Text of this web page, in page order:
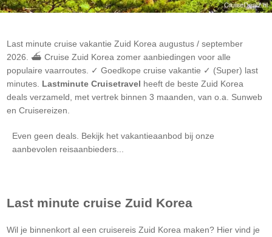
Last minute cruise vakantie Zuid Korea augustus / september
2026. ⛴ Cruise Zuid Korea zomer aanbiedingen voor alle
populaire vaarroutes. ✓ Goedkope cruise vakantie ✓ (Super) last
minutes. Lastminute Cruisetravel heeft de beste Zuid Korea
deals verzameld, met vertrek binnen 3 maanden, van o.a. Sunweb
en Cruisereizen.
Even geen deals. Bekijk het vakantieaanbod bij onze
aanbevolen reisaanbieders...
Last minute cruise Zuid Korea
Wil je binnenkort al een cruisereis Zuid Korea maken? Hier vind je